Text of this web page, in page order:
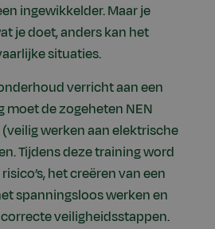
ingewikkelder. Maar je
je doet, anders kan het
situaties.
verricht aan een
de zogeheten NEN
werken aan elektrische
Tijdens deze training word
het creëren van een
spanningsloos werken en
veiligheidsstappen.